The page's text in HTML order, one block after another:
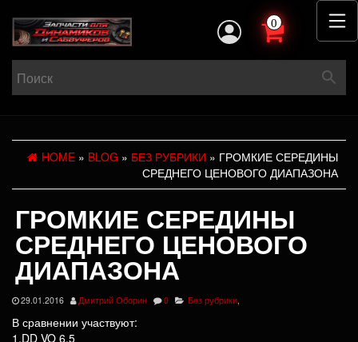
0
HOME » BLOG » БЕЗ РУБРИКИ » ГРОМКИЕ СЕРЕДИНЫ
СРЕДНЕГО ЦЕНОВОГО ДИАПАЗОНА
ГРОМКИЕ СЕРЕДИНЫ
СРЕДНЕГО ЦЕНОВОГО
ДИАПАЗОНА
29.01.2016 Дмитрий Оборин 0 Без рубрики,
В сравнении участвуют:
1.DD VO 6.5